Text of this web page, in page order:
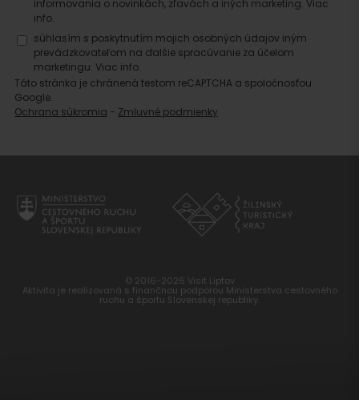
ubytovanie
informovania o novinkách, zľavách a iných marketing. Viac
info.
súhlasím s poskytnutím mojich osobných údajov iným
prevádzkovateľom na ďalšie spracúvanie za účelom
marketingu. Viac info.
Táto stránka je chránená testom reCAPTCHA a spoločnosťou
Google.
Ochrana súkromia - Zmluvné podmienky
© 2016-2026 Visit Liptov
Aktivita je realizovaná s finančnou podporou Ministerstva cestovného
ruchu a športu Slovenskej republiky.